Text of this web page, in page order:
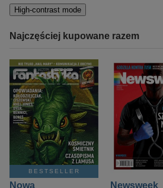
High-contrast mode
Najczęściej kupowane razem
BESTSELLER
Nowa
Newsweek